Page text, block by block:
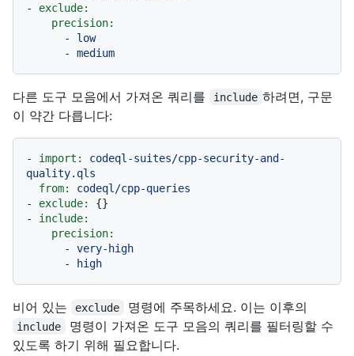
-
exclude:
precision:
-
low
-
medium
다른 도구 모음에서 가져온 쿼리를 include 하려면, 구문
이 약간 다릅니다:
- import:
codeql-suites/cpp-security-and-
quality.qls
from:
codeql/cpp-queries
-
exclude:
-
include:
precision:
-
very-high
-
high
비어 있는 exclude 명령에 주목하세요. 이는 이후의
include
명령이 가져온 도구 모음의 쿼리를 필터링할 수
있도록 하기 위해 필요합니다.